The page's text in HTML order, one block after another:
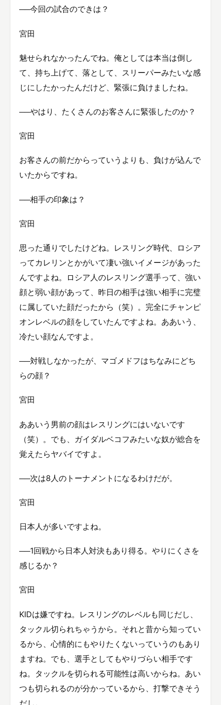
──今回の試合のできは？
宮田
魅せられなかったんでね。俺としては本当は倒し
て、持ち上げて、落として、スリーパーみたいな感
じにしたかったんだけど、緊張に負けましたね。
──やはり、たくさんのお客さんに緊張したのか？
宮田
お客さんの前だからっていうよりも、負けが込んで
いたからですね。
──相手の印象は？
宮田
思った通りでしたけどね。レスリング時代、ロシア
ってカレリンとかがいて凄い強いイメージがあった
んですよね。ロシア人のレスリング選手って、強い
顔と弱い顔があって、昨日の相手は強い相手に完璧
に属していた顔だったから（笑）。完全にチャンピ
オンレベルの顔をしていたんですよね。ああいう、
冷たい顔なんですよ。
──対戦しなかったが、マゴメドフはちなみにどち
らの顔？
宮田
ああいう男前の顔はレスリングにはいないです
（笑）。でも、ガイダルベコフみたいな奴が総合を
覚えたらヤバイですよ。
──次は8人のトーナメントになるわけだが。
宮田
日本人が多いですよね。
──1回戦から日本人対決もあり得る。やりにくさを
感じるか？
宮田
KIDは嫌ですね。レスリングのレベルも同じだし、
タックル切られちゃうから。それと昔から知ってい
るから、心情的にもやりたくないっていうのもあり
ますね。でも、選手としてもやりづらい相手です
ね。タックルを切られる可能性は高いからね。あい
つも切られるのが分かっているから、打撃できそう
だし。